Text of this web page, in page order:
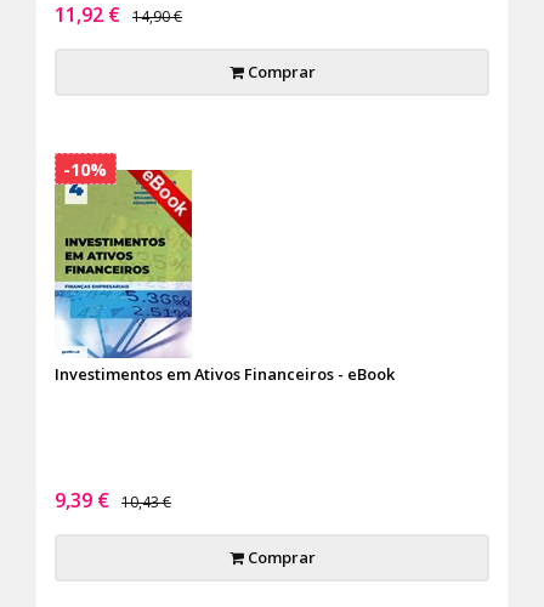
11,92 € 14,90 €
Comprar
Investimentos em Ativos Financeiros - eBook
9,39 € 10,43 €
Comprar
-10%